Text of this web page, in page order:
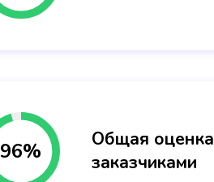
96%
Общая оценка
заказчиками